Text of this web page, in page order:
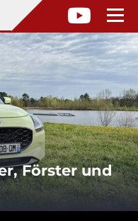
Förster und